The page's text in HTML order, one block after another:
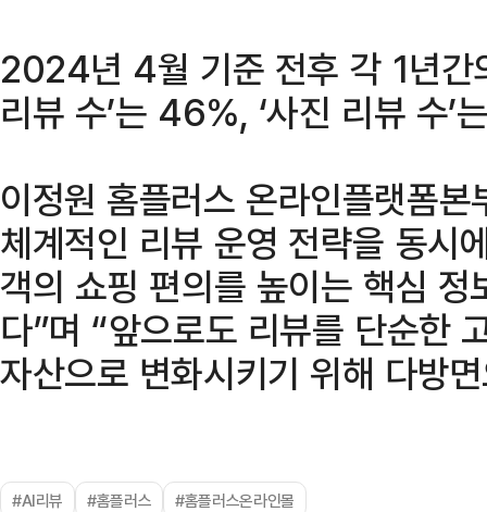
2024년 4월 기준 전후 각 1년간
리뷰 수’는 46%, ‘사진 리뷰 수’
이정원 홈플러스 온라인플랫폼
체계적인 리뷰 운영 전략을 동시
객의 쇼핑 편의를 높이는 핵심
다”며 “앞으로도 리뷰를 단순한
자산으로 변화시키기 위해 다방
#AI리뷰 #홈플러스 #홈플러스온라인몰